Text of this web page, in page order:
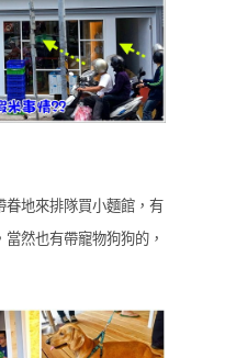
地來排隊買小麵館，有
然也有帶寵物狗狗的，